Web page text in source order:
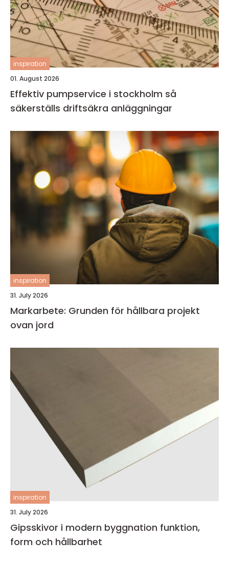
inspiration
01. August 2026
Effektiv pumpservice i stockholm så
säkerställs driftsäkra anläggningar
inspiration
31. July 2026
Markarbete: Grunden för hållbara projekt
ovan jord
inspiration
31. July 2026
Gipsskivor i modern byggnation funktion,
form och hållbarhet